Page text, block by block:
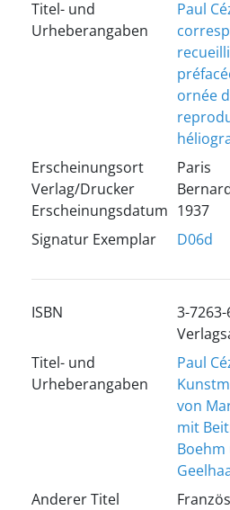
Titel- und
Urheberangaben
Paul
ornée
Erscheinungsort
Verlag/Drucker
Erscheinungsdatum
Paris
1937
Signatur Exemplar
D06d
ISBN
3-
Titel- und
Urheberangaben
Paul
von
mit
Anderer Titel